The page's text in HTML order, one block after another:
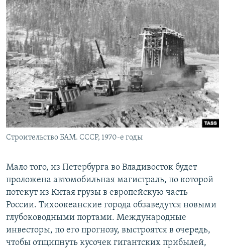
Строительство БАМ. СССР, 1970-е годы
Мало того, из Петербурга во Владивосток будет
проложена автомобильная магистраль, по которой
потекут из Китая грузы в европейскую часть
России. Тихоокеанские города обзаведутся новыми
глубоководными портами. Международные
инвесторы, по его прогнозу, выстроятся в очередь,
чтобы отщипнуть кусочек гигантских прибылей,